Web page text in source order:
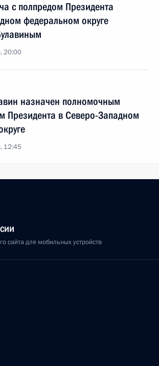
с полпредом Президента
федеральном округе
20:00
назначен полномочным
Президента в Северо-Западном
12:45
сайта для мобильных устройств